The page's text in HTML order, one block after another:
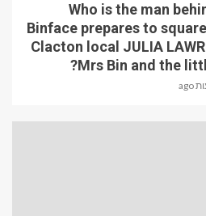
Who is the man
Binface prepares to
Clacton local JULIA
Mrs Bin and the